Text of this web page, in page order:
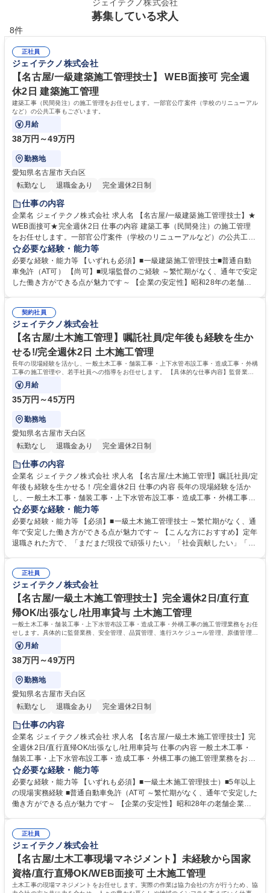
ジェイテクノ株式会社
募集している求人
8件
正社員
ジェイテクノ株式会社
【名古屋/一級建築施工管理技士】 WEB面接可 完全週
休2日 建築施工管理
建築工事（民間発注）の施工管理をお任せします。一部官公庁案件（学校のリニューアル
など）の公共工事もございます。
月給
38万円～49万円
勤務地
愛知県名古屋市天白区
転勤なし
退職金あり 完全週休2日制
仕事の内容
企業名 ジェイテクノ株式会社 求人名 【名古屋/一級建築施工管理技士】★
WEB面接可★完全週休2日 仕事の内容 建築工事（民間発注）の施工管理
をお任せします。一部官公庁案件（学校のリニューアルなど）の公共工事
もございます。 【具体的な業務】■作業工程管理・品質・安全・コスト管
理・人材管理等■新築工事、修繕、改修工事：マンションや公共施設、事
務所に至るまで幅広く対応。 【施工事例】 ・吹上コミュニティーセンタ
ー新築工事・民間集合住宅 大規模修繕工事 ・社会福祉法人大幸福祉会 フ
全週休2日
必要な経験・能力等
必要な経験・能力等 【いずれも必須】■一級建築施工管理技士■普通自動
車免許（AT可） 【尚可】■現場監督のご経験 ～繁忙期がなく、通年で安定
した働き方ができる点が魅力です～ 【企業の安定性】昭和28年の老舗企
中心です。現場からの直行直帰も可能◎働き方改革にも取り組んでおり、
残業時間は平均20時間程度です。 【社風】風通しが良く、何でも話せる
社風で幅広い世代の方が在籍中◎中途入社の方も全体の1/3程いらっしゃ
います。 学歴・資格 学歴：大学院 大学 高専 短大 専修学校 高校 語学力：
資格：1級建築施工管理技士 第一種運転免許普通自動車
契約社員
ジェイテクノ株式会社
【名古屋/土木施工管理】嘱託社員/定年後も経験を生か
せる!/完全週休2日 土木施工管理
長年の現場経験を活かし、一般土木工事・舗装工事・上下水管布設工事・造成工事・外構
工事の施工管理や、若手社員への指導をお任せします。 【具体的な仕事内容】監督業
務、安全・品質・原価・スケジュール管理
月給
35万円～45万円
勤務地
愛知県名古屋市天白区
転勤なし
退職金あり 完全週休2日制
仕事の内容
企業名 ジェイテクノ株式会社 求人名 【名古屋/土木施工管理】嘱託社員/定
年後も経験を生かせる！/完全週休2日 仕事の内容 長年の現場経験を活か
し、一般土木工事・舗装工事・上下水管布設工事・造成工事・外構工事の
施工管理や、若手社員への指導をお任せします。 【具体的な仕事内容】監
督業務、安全・品質・原価・スケジュール管理 【施工事例】名古屋市上下
水道局（下水道築造工事）/名古屋市緑政土木局（運河橋改築工事 橋面工
および取付道工）/宅地造成工事等 【案件規模】公共工事の場合、担当は
2 ※施工管理業務のみで、工事作業は発生しません。 募集職種 【名古屋/
土木施工管理】嘱託社員/定年後も経験を生かせる！/完全週休2日
必要な経験・能力等
必要な経験・能力等 【必須】■一級土木施工管理技士 ～繁忙期がなく、通
年で安定した働き方ができる点が魅力です～ 【こんな方におすすめ】定年
退職された方で、「まだまだ現役で頑張りたい」「社会貢献したい」「培
で受注が安定しています。 【社風】風通しが良く、何でも話せる社風で幅
広い世代の方が在籍中◎ 【働きやすさ】施工現場は本社から片道1h以内
の名古屋市内が中心です。 学歴・資格 学歴：大学院 大学 高専 短大 専修
学校 高校 語学力： 資格：第一種運転免許普通自動車 1級土木施工管理技
士
正社員
ジェイテクノ株式会社
【名古屋/一級土木施工管理技士】完全週休2日/直行直
帰OK/出張なし/社用車貸与 土木施工管理
一般土木工事・舗装工事・上下水管布設工事・造成工事・外構工事の施工管理業務をお任
せします。具体的に監督業務、安全管理、品質管理、進行スケジュール管理、原価管理
等、ご経験を活かした仕事をお任せします。
月給
38万円～49万円
勤務地
愛知県名古屋市天白区
転勤なし
退職金あり 完全週休2日制
仕事の内容
企業名 ジェイテクノ株式会社 求人名 【名古屋/一級土木施工管理技士】完
全週休2日/直行直帰OK/出張なし/社用車貸与 仕事の内容 一般土木工事・
舗装工事・上下水管布設工事・造成工事・外構工事の施工管理業務をお任
せします。具体的に監督業務、安全管理、品質管理、進行スケジュール管
理、原価管理等、ご経験を活かした仕事をお任せします。 ※施工管理業務
のみで、工事作業は発生しません。※変更の範囲：なし 【施工事例】名古
屋市上下水道局（下水道築造工事）/名古屋市緑政土木局（運河橋改築工事
ります。 【全社案件の割合】官公庁：民間 =4：6 現場：社内の業務割合=
8：2 募集職種 【名古屋/一級土木施工管理技士】完全週休2日/直行直帰O
K/出張なし/社用車貸与
必要な経験・能力等
必要な経験・能力等 【いずれも必須】■一級土木施工管理技士）■5年以上
の現場実務経験 ■普通自動車免許（AT可 ～繁忙期がなく、通年で安定した
働き方ができる点が魅力です～ 【企業の安定性】昭和28年の老舗企業。
です。現場からの直行直帰も可能◎働き方改革にも取り組んでおり、残業
時間は平均20時間程度です。 【社風】風通しが良く、何でも話せる社風
で幅広い世代の方が在籍中◎中途入社の方も全体の1/3程いらっしゃいま
す。 学歴・資格 学歴：大学院 大学 高専 短大 専修学校 高校 語学力： 資
格：1級土木施工管理技士 第一種運転免許普通自動車
正社員
ジェイテクノ株式会社
【名古屋/土木工事現場マネジメント】未経験から国家
資格/直行直帰OK/WEB面接可 土木施工管理
土木工事の現場マネジメントをお任せします。実際の作業は協力会社の方が行うため、協